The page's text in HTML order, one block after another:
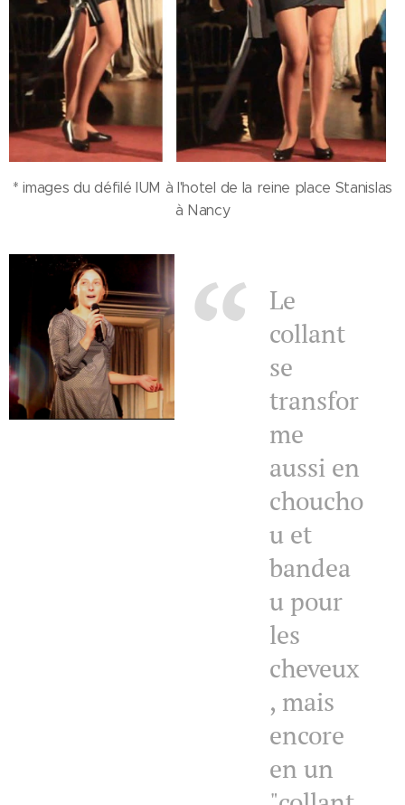
* images du défilé IUM à l'hotel de la reine place Stanislas
à Nancy
Le
collant
se
transfor
me
aussi en
choucho
u et
bandea
u pour
les
cheveux
, mais
encore
en un